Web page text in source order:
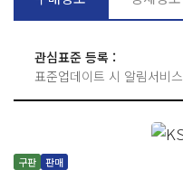
관심표준 등록 :
표준업데이트 시 알림서비스
구판 판매